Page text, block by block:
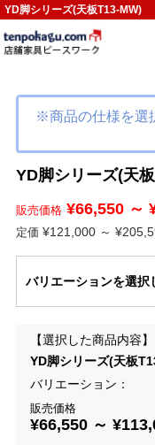
YD脚シリーズ(天板T13-MW)
※商品の仕様を選
YD脚シリーズ(天
販売価格¥66,550 ～
定価 ¥121,000 ～
バリエーションを選択
【選択した商品内容】
YD脚シリーズ(天板
バリエーション：
販売価格
¥66,550 ～